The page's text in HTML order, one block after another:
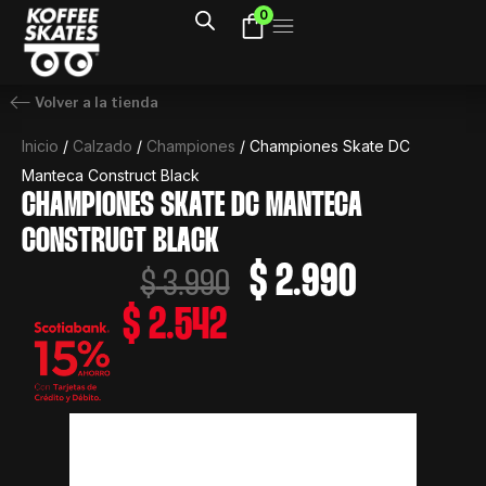
contenido
0
Volver a la tienda
Inicio / Calzado / Championes / Championes Skate DC
Manteca Construct Black
CHAMPIONES SKATE DC MANTECA
CONSTRUCT BLACK
$3.990 El
precio
$ 2.990El
$ 2.542